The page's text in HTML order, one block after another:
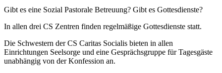
Gibt es eine Sozial Pastorale Betreuung? Gibt es Gottesdienste?
In allen drei CS Zentren finden regelmäßige Gottesdienste statt.
Die Schwestern der CS Caritas Socialis bieten in allen
Einrichtungen Seelsorge und eine Gesprächsgruppe für Tagesgäste
unabhängig von der Konfession an.